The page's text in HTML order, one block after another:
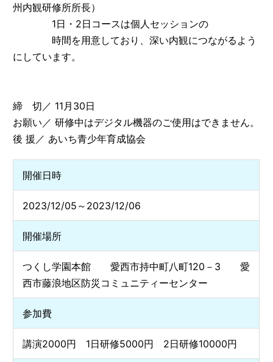
州内観研修所所長）
1日・2日コースは個人セッションの
時間を用意しており、深い内観につながるよう
にしています。
締 切／ 11月30日
お願い／ 研修中はデジタル機器のご使用はできません。
後 援／ あいち青少年育成協会
開催日時
2023/12/05～2023/12/06
開催場所
つくし学園本館 愛西市持中町八町120－3 愛
西市藤浪地区防災コミュニティーセンター
参加費
講演2000円 1日研修5000円 2日研修10000円